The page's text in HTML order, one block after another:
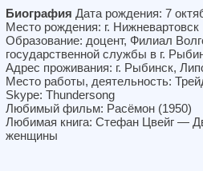
Биография Дата рождения: 7
Место рождения: г. Нижневартовск
Образование: доцент, Филиал
государственной службы в г.
Адрес проживания: г. Рыбинск,
Место работы, деятельность:
Skype: Thundersong
Любимый фильм: Расёмон (1950)
Любимая книга: Стефан Цвейг —
женщины